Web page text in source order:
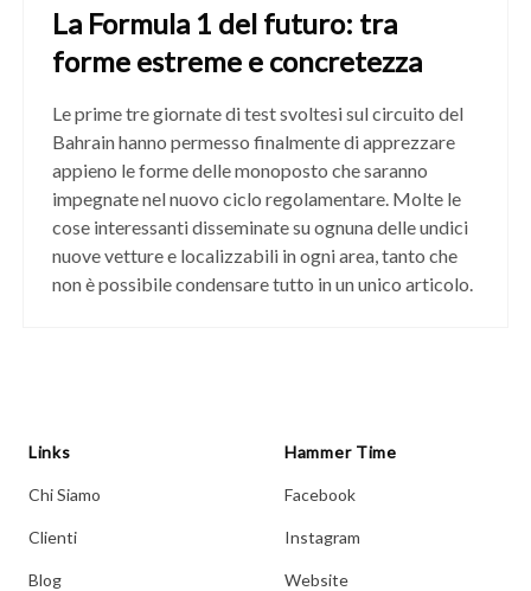
La Formula 1 del futuro: tra
forme estreme e concretezza
Le prime tre giornate di test svoltesi sul circuito del
Bahrain hanno permesso finalmente di apprezzare
appieno le forme delle monoposto che saranno
impegnate nel nuovo ciclo regolamentare. Molte le
cose interessanti disseminate su ognuna delle undici
nuove vetture e localizzabili in ogni area, tanto che
non è possibile condensare tutto in un unico articolo.
Links
Chi Siamo
Clienti
Blog
Hammer Time
Facebook
Instagram
Website